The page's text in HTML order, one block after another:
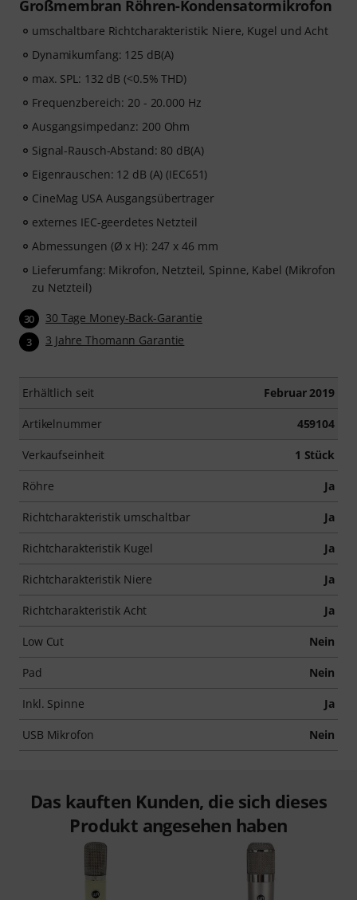
Großmembran Röhren-Kondensatormikrofon
umschaltbare Richtcharakteristik: Niere, Kugel und Acht
Dynamikumfang: 125 dB(A)
max. SPL: 132 dB (<0.5% THD)
Frequenzbereich: 20 - 20.000 Hz
Ausgangsimpedanz: 200 Ohm
Signal-Rausch-Abstand: 80 dB(A)
Eigenrauschen: 12 dB (A) (IEC651)
CineMag USA Ausgangsübertrager
externes IEC-geerdetes Netzteil
Abmessungen (Ø x H): 247 x 46 mm
Lieferumfang: Mikrofon, Netzteil, Spinne, Kabel (Mikrofon
zu Netzteil)
30 30 Tage Money-Back-Garantie
3 3 Jahre Thomann Garantie
Erhältlich seit Februar 2019
Artikelnummer 459104
Verkaufseinheit 1 Stück
Röhre Ja
Richtcharakteristik umschaltbar Ja
Richtcharakteristik Kugel Ja
Richtcharakteristik Niere Ja
Richtcharakteristik Acht Ja
Low Cut Nein
Pad Nein
Inkl. Spinne Ja
USB Mikrofon Nein
Das kauften Kunden, die sich dieses
Produkt angesehen haben